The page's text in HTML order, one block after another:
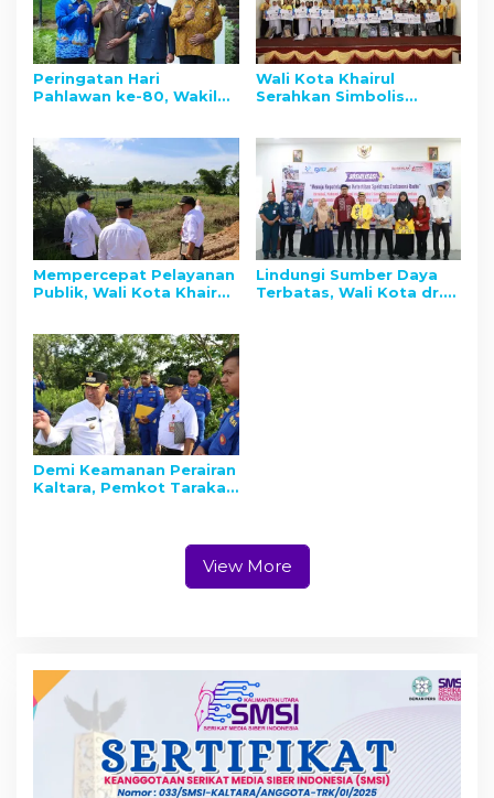
Peringatan Hari
Pahlawan ke-80, Wakil
dengan Kerja Nyata
Wali Kota Khairul
Serahkan Simbolis
Ratusan Siswa Formal
dan Nonformal
Mempercepat Pelayanan
Publik, Wali Kota Khairul
Lindungi Sumber Daya
Terbatas, Wali Kota dr.
Demi Keamanan Perairan
Kaltara, Pemkot Tarakan
View More